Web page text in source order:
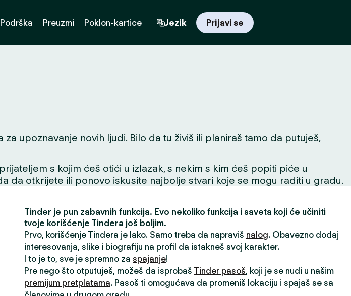
Podrška Preuzmi Poklon-kartice Jezik Prijavi se
upoznavanje novih ljudi. Bilo da tu živiš ili planiraš tamo da putuješ,
s kojim ćeš otići u izlazak, s nekim s kim ćeš popiti piće u
da otkrijete ili ponovo iskusite najbolje stvari koje se mogu raditi u gradu.
Tinder je pun zabavnih funkcija. Evo nekoliko funkcija i saveta koji će učiniti
tvoje korišćenje Tindera još boljim.
Prvo, korišćenje Tindera je lako. Samo treba da napraviš nalog. Obavezno dodaj
interesovanja, slike i biografiju na profil da istakneš svoj karakter.
I to je to, sve je spremno za spajanje!
Pre nego što otputuješ, možeš da isprobaš Tinder pasoš, koji je se nudi u našim
premijum pretplatama. Pasoš ti omogućava da promeniš lokaciju i spajaš se sa